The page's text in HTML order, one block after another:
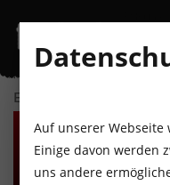
EVENTKALENDER
MO
10
AUGUST
DI
11
AUGUST
Auf unserer Webseite
Einige davon werden
uns andere